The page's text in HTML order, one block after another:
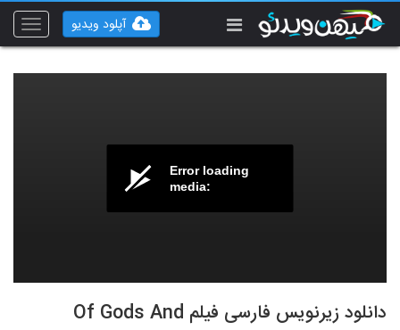
Toggle
آپلود ویدیو
Error loading
media:
دانلود زیرنویس فارسی فیلم Of Gods And